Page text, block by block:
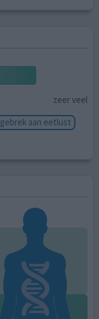
zeer veel
gebrek aan eetlust